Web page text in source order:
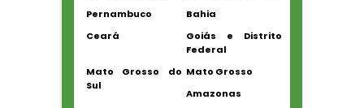
Pernambuco
Bahia
Ceará
Goiás e Distrito
Federal
Mato Grosso do
Sul
Mato Grosso
Amazonas